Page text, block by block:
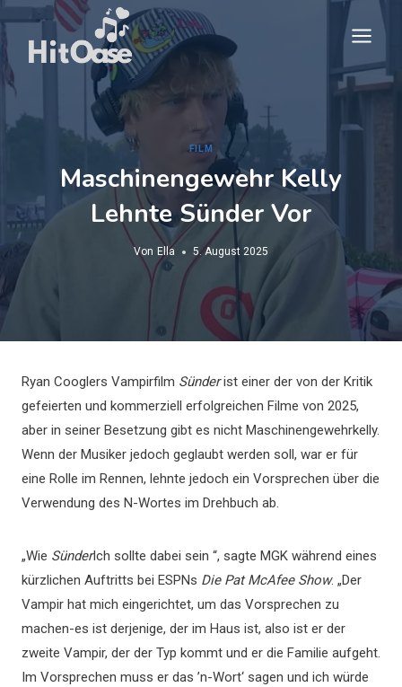
springen
FILM
Maschinengewehr Kelly
Lehnte Sünder Vor
Von Ella 5. August 2025
Ryan Cooglers Vampirfilm Sünderist einer der von der Kritik
gefeierten und kommerziell erfolgreichen Filme von 2025,
aber in seiner Besetzung gibt es nicht Maschinengewehrkelly.
Wenn der Musiker jedoch geglaubt werden soll, war er für
eine Rolle im Rennen, lehnte jedoch ein Vorsprechen über die
Verwendung des N-Wortes im Drehbuch ab.
„Wie SünderIch sollte dabei sein “, sagte MGK während eines
kürzlichen Auftritts bei ESPNs Die Pat McAfee Show. „Der
Vampir hat mich eingerichtet, um das Vorsprechen zu
machen-es ist derjenige, der im Haus ist, also ist er der
zweite Vampir, der der Typ kommt und er die Familie aufgeht.
Im Vorsprechen muss er das ’n-Wort‘ sagen und ich würde